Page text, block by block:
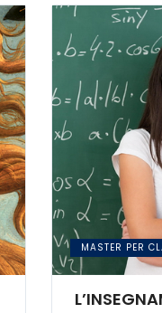
MASTER PER